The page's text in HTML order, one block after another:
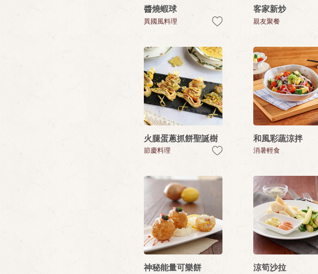
醬燒蝦球
異國風料理
客家新炒
親友聚餐
火腿蛋蔥抓餅聖誕樹
節慶料理
和風彩蔬涼拌
消暑輕食
神秘能量可樂餅 涼筍沙拉